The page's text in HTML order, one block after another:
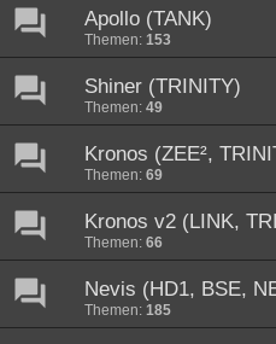
Apollo (TANK)
Themen: 153
Shiner (TRINITY)
Themen: 49
Kronos (ZEE²,
Themen: 69
Kronos v2 (LINK,
Themen: 66
Nevis (HD1, BSE,
Themen: 185